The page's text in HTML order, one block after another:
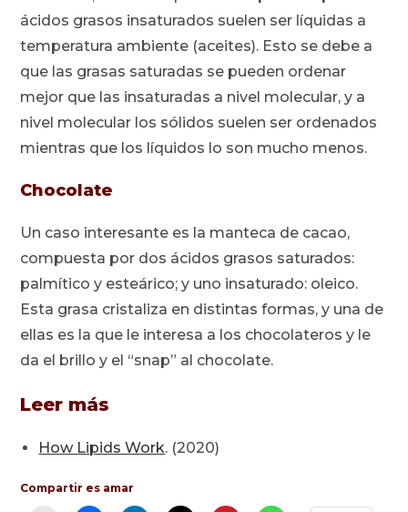
ácidos grasos insaturados suelen ser líquidas a
temperatura ambiente (aceites). Esto se debe a
que las grasas saturadas se pueden ordenar
mejor que las insaturadas a nivel molecular, y a
nivel molecular los sólidos suelen ser ordenados
mientras que los líquidos lo son mucho menos.
Chocolate
Un caso interesante es la manteca de cacao,
compuesta por dos ácidos grasos saturados:
palmítico y esteárico; y uno insaturado: oleico.
Esta grasa cristaliza en distintas formas, y una de
ellas es la que le interesa a los chocolateros y le
da el brillo y el “snap” al chocolate.
Leer más
How Lipids Work. (2020)
Compartir es amar